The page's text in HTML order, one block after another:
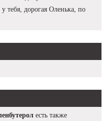
тебя, дорогая Оленька, по
есть также